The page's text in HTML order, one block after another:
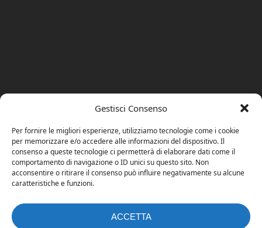
Gestisci Consenso
Per fornire le migliori esperienze, utilizziamo tecnologie come i cookie
per memorizzare e/o accedere alle informazioni del dispositivo. Il
consenso a queste tecnologie ci permetterà di elaborare dati come il
comportamento di navigazione o ID unici su questo sito. Non
acconsentire o ritirare il consenso può influire negativamente su alcune
caratteristiche e funzioni.
ACCETTA